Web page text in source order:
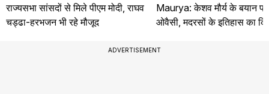
राज्यसभा सांसदों से मिले पीएम मोदी, राघव
चड्ढा-हरभजन भी रहे मौजूद
Maurya: केशव मौर्य के बयान
ओवैसी, मदरसों के इतिहास का
ADVERTISEMENT